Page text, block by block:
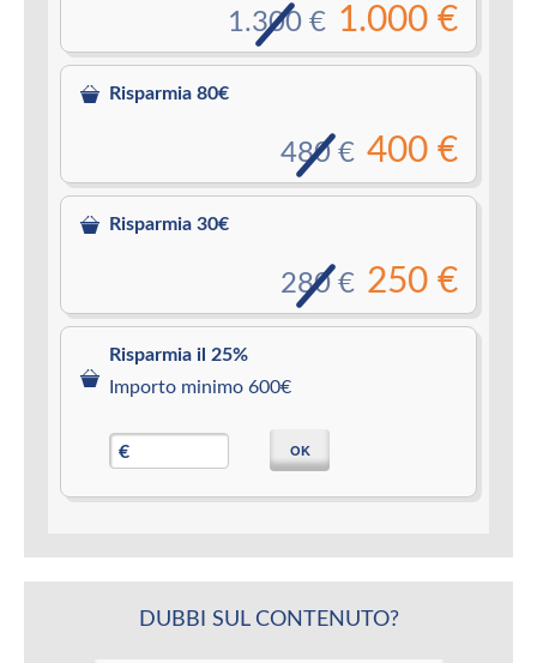
1.000 €
1.300 €
Risparmia 80€
400 €
480 €
Risparmia 30€
250 €
280 €
Risparmia il 25%
Importo minimo 600€
€ OK
DUBBI SUL CONTENUTO?